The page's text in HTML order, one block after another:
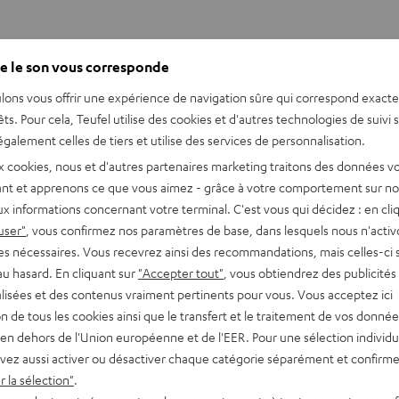
à part entière. Le silence n’a cependant jamais régné
être produit de manière indépendante.
être produits de différentes manières. Pour cela, on se
formes de musique live. Les dialogues ne pouvaient
supplémentaires. Pour cela, on utilisait des
les événements à l’écran pendant la projection. Au
le son vous corresponde
vous offrir une expérience de navigation sûre qui correspond
Pour cela, Teufel utilise des cookies et d'autres technologies de suivi
celles de tiers et utilise des services de personnalisation.
cookies, nous et d'autres partenaires marketing traitons des données
et apprenons ce que vous aimez - grâce à votre comportement sur
informations concernant votre terminal. C'est vous qui décidez : en
, vous confirmez nos paramètres de base, dans lesquels nous
nécessaires. Vous recevrez ainsi des recommandations, mais celles-ci
hasard. En cliquant sur "Accepter tout" , vous obtiendrez des publicités
et des contenus vraiment pertinents pour vous. Vous acceptez ici
de tous les cookies ainsi que le transfert et le traitement de vos
dehors de l'Union européenne et de l'EER. Pour une sélection
aussi activer ou désactiver chaque catégorie séparément et
la sélection".